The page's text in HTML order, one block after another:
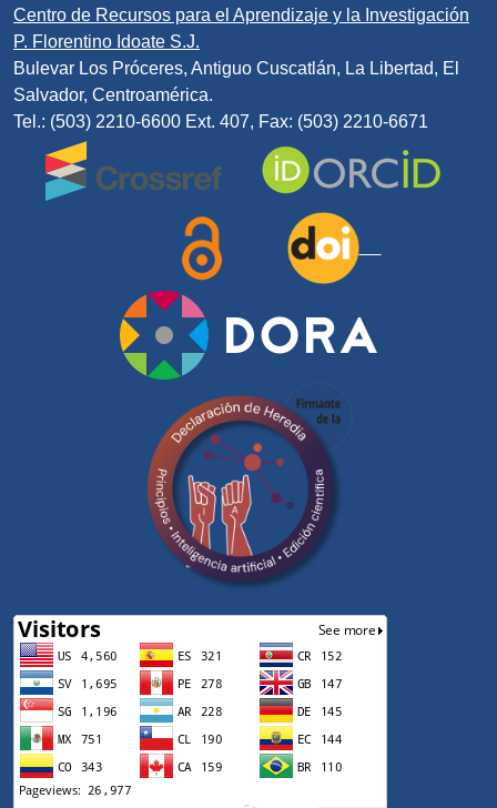
Centro de Recursos para el Aprendizaje y la Investigación
P. Florentino Idoate S.J.
Bulevar Los Próceres, Antiguo Cuscatlán, La Libertad, El
Salvador, Centroamérica.
Tel.: (503) 2210-6600 Ext. 407, Fax: (503) 2210-6671